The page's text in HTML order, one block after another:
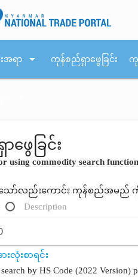
အရာ arrow_drop_down ကုန်စည်ရှာဖွေခြင်း ကု
ေခြင်း
using commodity search function
င့် သော်လည်းကောင်း ကုန်စည်အမည်
Description
းလုံးစာရင်း
by HS Code (2022 Version)